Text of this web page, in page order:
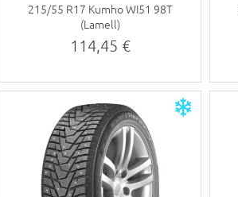
215/55 R17 Kumho WI51 98T
(Lamell)
114,45 €